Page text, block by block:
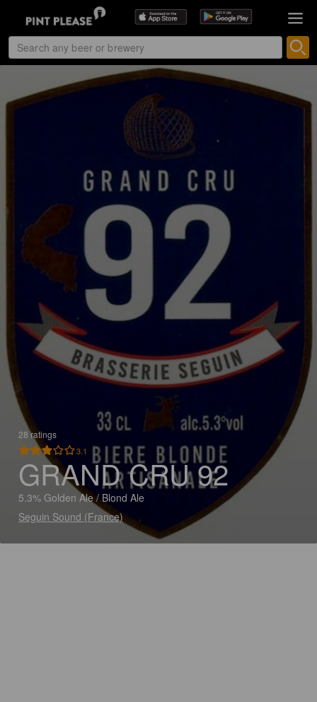
28 ratings
3.1
GRAND CRU 92
5.3% Golden Ale / Blond Ale
Seguin Sound (France)